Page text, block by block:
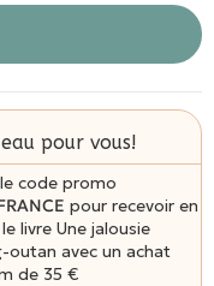
pour vous!
code promo
pour recevoir en
livre Une jalousie
outan avec un achat
de 35 €